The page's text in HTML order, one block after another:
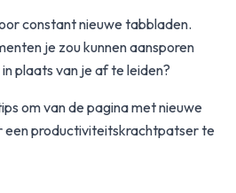
constant nieuwe tabbladen.
je zou kunnen aansporen
plaats van je af te leiden?
om van de pagina met nieuwe
een productiviteitskrachtpatser te